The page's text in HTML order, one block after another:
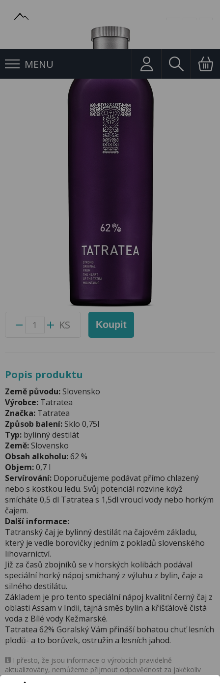
MENU
Tatratea 0,7l 62% Forest Fruit
Tatratea 0,7l 62% Forest Fruit
Přidat do oblíbených produktů
Foto produktu se může od skutečnosti mírně lišit.
41163900
KS Koupit
Popis produktu
Země původu:Slovensko
Výrobce: Tatratea
Značka: Tatratea
Způsob balení:Sklo 0,75l
Typ: bylinný destilát
Země:Slovensko
Obsah alkoholu:62 %
Objem:0,7 l
Servírování: Doporučujeme podávat přímo chlazený
nebo s kostkou ledu. Svůj potenciál rozvine když
smícháte 0,5 dl Tatratea s 1,5dl vroucí vody nebo horkým
čajem.
Další informace:
Tatranský čaj je bylinný destilát na čajovém základu,
který je vedle borovičky jedním z pokladů slovenského
lihovarnictví.
Již za časů zbojníků se v horských kolibách podával
speciální horký nápoj smíchaný z výluhu z bylin, čaje a
silného destilátu.
Základem je pro tento speciální nápoj kvalitní černý čaj z
oblasti Assam v Indii, tajná směs bylin a křišťálově čistá
voda z Bílé vody Kežmarské.
Tatratea 62% Goralský Vám přináší bohatou chuť lesních
plodů- a to borůvek, ostružin a lesních jahod.
I přesto, že jsou informace o výrobcích pravidelně
aktualizovány, nemůžeme přijmout odpovědnost za jakékoliv